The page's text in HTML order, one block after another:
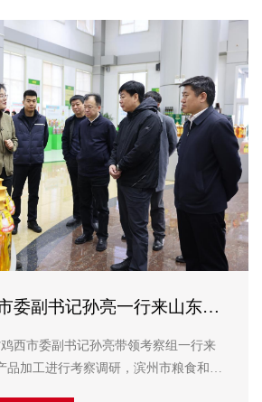
委副书记孙亮一行来山东三
西市委副书记孙亮带领考察组一行来
品加工进行考察调研，滨州市粮食和物